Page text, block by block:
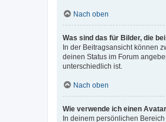
Nach oben
Was sind das für Bilder, die
In der Beitragsansicht können
deinen Status im Forum
unterschiedlich ist.
Nach oben
Wie verwende ich einen
In deinem persönlichen